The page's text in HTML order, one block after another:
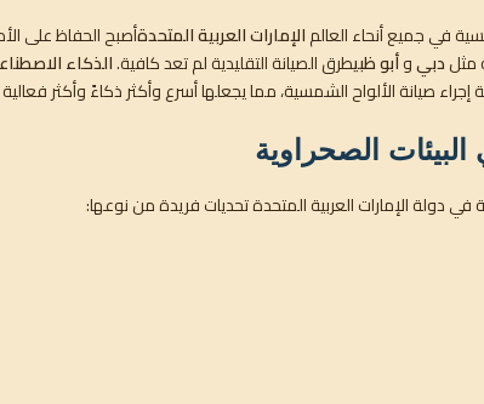
في جميع أنحاء العالمالإمارات العربية المتحدةأصبح الحفاظ على
مثلدبيوأبو ظبيطرق الصيانة التقليدية لم تعد كافية.
صيانة الألواح الشمسية، مما يجعلها أسرع وأكثر ذكاءً وأكثر
الصحراوية
دولة الإمارات العربية المتحدة تحديات فريدة من نوعها: